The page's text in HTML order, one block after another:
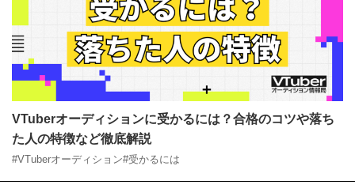
VTuberオーディションに受かるには？合格のコツや落
ちた人の特徴など徹底解説
#VTuberオーディション #受かるには